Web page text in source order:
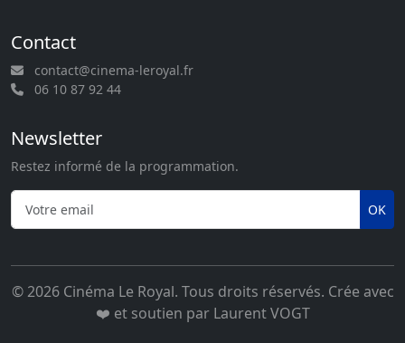
Contact
contact@cinema-leroyal.fr
06 10 87 92 44
Newsletter
Restez informé de la programmation.
OK
© 2026 Cinéma Le Royal. Tous droits réservés. Crée avec
❤️ et soutien par Laurent VOGT